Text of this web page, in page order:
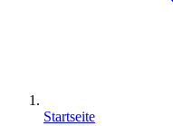
Startseite